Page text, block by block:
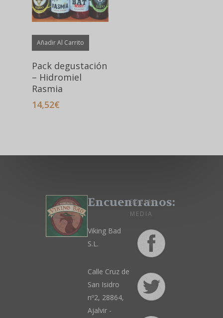
Añadir Al Carrito
Pack degustación
– Hidromiel
Rasmia
14,52€
Encuentranos:
Viking Bad
S.L.
Calle Cruz de
San Isidro
nº2, 28864,
Ajalvir -
SOCIAL
MEDIA